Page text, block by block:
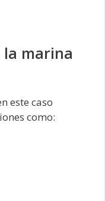
la marina
este caso
como: